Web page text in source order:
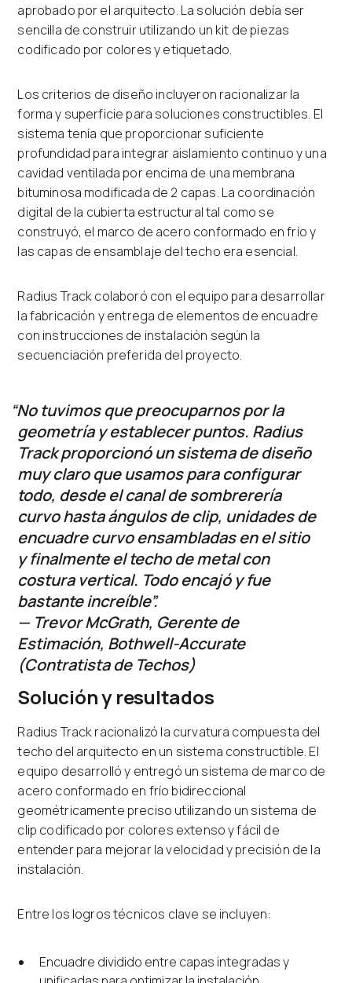
aprobado por el arquitecto. La solución debía ser
sencilla de construir utilizando un kit de piezas
codificado por colores y etiquetado.
Los criterios de diseño incluyeron racionalizar la
forma y superficie para soluciones constructibles. El
sistema tenía que proporcionar suficiente
profundidad para integrar aislamiento continuo y una
cavidad ventilada por encima de una membrana
bituminosa modificada de 2 capas. La coordinación
digital de la cubierta estructural tal como se
construyó, el marco de acero conformado en frío y
las capas de ensamblaje del techo era esencial.
Radius Track colaboró con el equipo para desarrollar
la fabricación y entrega de elementos de encuadre
con instrucciones de instalación según la
secuenciación preferida del proyecto.
“No tuvimos que preocuparnos por la
geometría y establecer puntos. Radius
Track proporcionó un sistema de diseño
muy claro que usamos para configurar
todo, desde el canal de sombrerería
curvo hasta ángulos de clip, unidades de
encuadre curvo ensambladas en el sitio
y finalmente el techo de metal con
costura vertical. Todo encajó y fue
bastante increíble”.
— Trevor McGrath, Gerente de
Estimación, Bothwell-Accurate
(Contratista de Techos)
Solución y resultados
Radius Track racionalizó la curvatura compuesta del
techo del arquitecto en un sistema constructible. El
equipo desarrolló y entregó un sistema de marco de
acero conformado en frío bidireccional
geométricamente preciso utilizando un sistema de
clip codificado por colores extenso y fácil de
entender para mejorar la velocidad y precisión de la
instalación.
Entre los logros técnicos clave se incluyen:
Encuadre dividido entre capas integradas y